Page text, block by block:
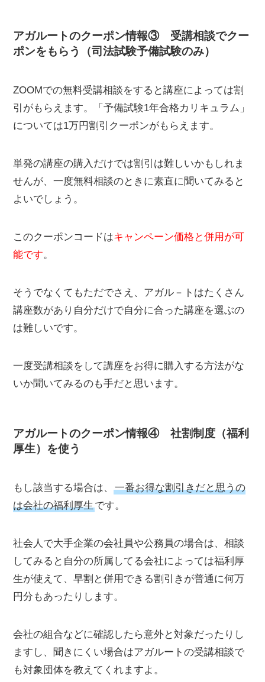
アガルートのクーポン情報③ 受講相談でクー
ポンをもらう（司法試験予備試験のみ）
ZOOMでの無料受講相談をすると講座によっては割
引がもらえます。
「予備試験1年合格カリキュラム」
については1万円割引クーポンがもらえます。
単発の講座の購入だけでは割引は難しいかもしれま
せんが、一度無料相談のときに素直に聞いてみると
よいでしょう。
このクーポンコードはキャンペーン価格と併用が可
能です。
そうでなくてもただでさえ、アガル－トはたくさん
講座数があり自分だけで自分に合った講座を選ぶの
は難しいです。
一度受講相談をして講座をお得に購入する方法がな
いか聞いてみるのも手だと思います。
アガルートのクーポン情報④ 社割制度（福利
厚生）を使う
もし該当する場合は、一番お得な割引きだと思うの
は会社の福利厚生です。
社会人で大手企業の会社員や公務員の場合は、相談
してみると自分の所属してる会社によっては福利厚
生が使えて、早割と併用できる割引きが普通に何万
円分もあったりします。
会社の組合などに確認したら意外と対象だったりし
ますし、聞きにくい場合はアガルートの受講相談で
も対象団体を教えてくれますよ。